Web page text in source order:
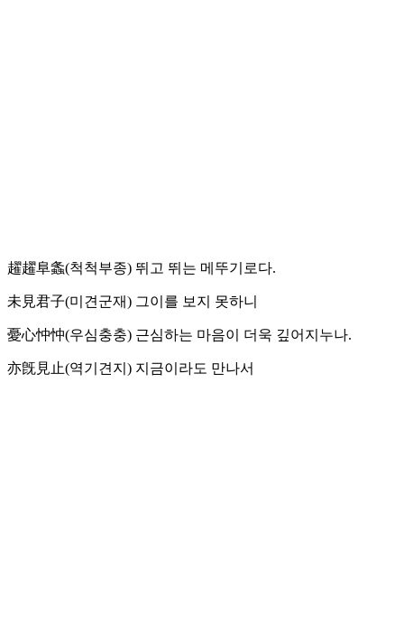
趯趯阜螽(척척부종) 뛰고 뛰는 메뚜기로다.
未見君子(미견군재) 그이를 보지 못하니
憂心忡忡(우심충충) 근심하는 마음이 더욱 깊어지누나.
亦旣見止(역기견지) 지금이라도 만나서